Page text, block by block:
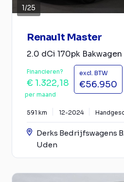
1/25
Renault Master
2.0 dCi 170pk
Financieren?
€ 1.322,18
per maand
excl. BTW
€56.950
591 km 12-2024
Derks Bedrijfswagens
Uden